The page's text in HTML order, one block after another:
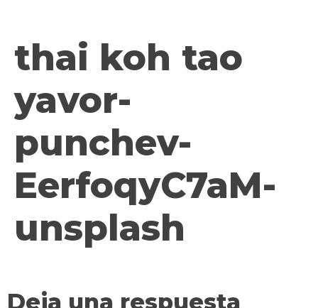
thai koh tao
yavor-
punchev-
EerfoqyC7aM-
unsplash
Deja una respuesta